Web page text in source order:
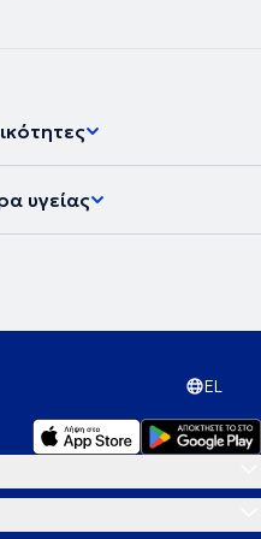
και αποκατάσταση
υγείας
EL